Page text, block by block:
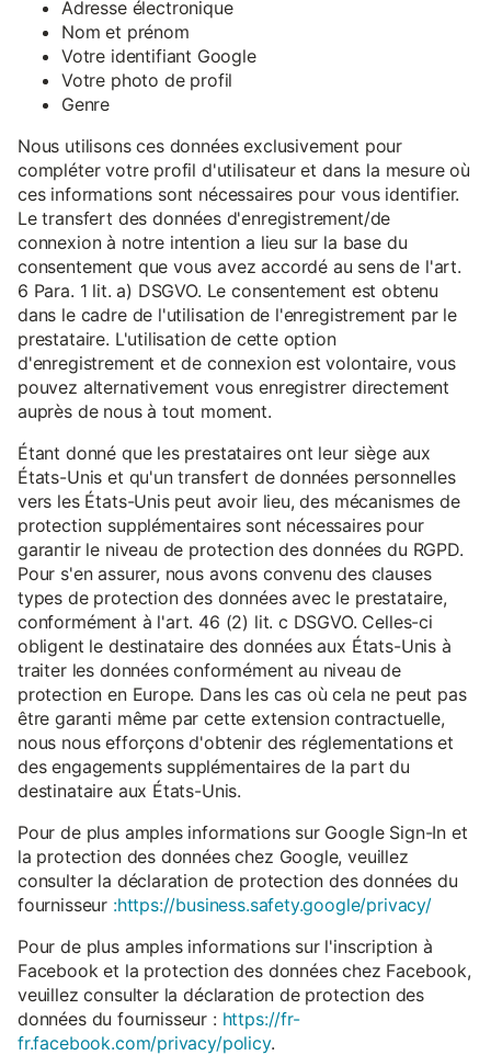
Adresse électronique
Nom et prénom
Votre identifiant Google
Votre photo de profil
Genre
Nous utilisons ces données exclusivement pour
compléter votre profil d'utilisateur et dans la mesure où
ces informations sont nécessaires pour vous identifier.
Le transfert des données d'enregistrement/de
connexion à notre intention a lieu sur la base du
consentement que vous avez accordé au sens de l'art.
6 Para. 1 lit. a) DSGVO. Le consentement est obtenu
dans le cadre de l'utilisation de l'enregistrement par le
prestataire. L'utilisation de cette option
d'enregistrement et de connexion est volontaire, vous
pouvez alternativement vous enregistrer directement
auprès de nous à tout moment.
Étant donné que les prestataires ont leur siège aux
États-Unis et qu'un transfert de données personnelles
vers les États-Unis peut avoir lieu, des mécanismes de
protection supplémentaires sont nécessaires pour
garantir le niveau de protection des données du RGPD.
Pour s'en assurer, nous avons convenu des clauses
types de protection des données avec le prestataire,
conformément à l'art. 46 (2) lit. c DSGVO. Celles-ci
obligent le destinataire des données aux États-Unis à
traiter les données conformément au niveau de
protection en Europe. Dans les cas où cela ne peut pas
être garanti même par cette extension contractuelle,
nous nous efforçons d'obtenir des réglementations et
des engagements supplémentaires de la part du
destinataire aux États-Unis.
Pour de plus amples informations sur Google Sign-In et
la protection des données chez Google, veuillez
consulter la déclaration de protection des données du
fournisseur :https://business.safety.google/privacy/
Pour de plus amples informations sur l'inscription à
Facebook et la protection des données chez Facebook,
veuillez consulter la déclaration de protection des
données du fournisseur : https://fr-
fr.facebook.com/privacy/policy.